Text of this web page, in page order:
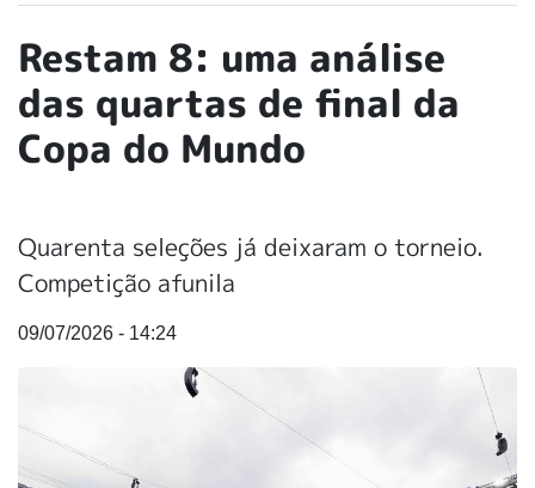
Restam 8: uma análise
das quartas de final da
Copa do Mundo
Quarenta seleções já deixaram o torneio.
Competição afunila
09/07/2026 - 14:24